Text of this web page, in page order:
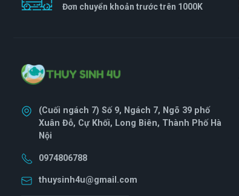
Đơn chuyển khoản trước trên 1000K
(Cuối ngách 7) Số 9, Ngách 7, Ngõ 39 phố
Xuân Đỗ, Cự Khối, Long Biên, Thành Phố Hà
Nội
0974806788
thuysinh4u@gmail.com